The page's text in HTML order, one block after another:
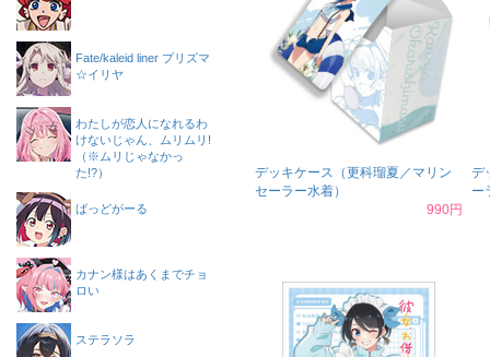
デッキケース（更科瑠夏／マリン
セーラー水着）
990円
デ
ー
Fate/kaleid liner プリズマ
☆イリヤ
わたしが恋人になれるわ
けないじゃん、ムリムリ!
（※ムリじゃなかっ
た!?）
ばっどがーる
カナン様はあくまでチョ
ロい
ステラソラ